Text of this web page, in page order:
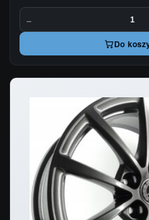
−
Do